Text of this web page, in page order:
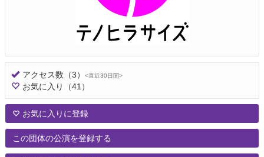
アクセス数 （3） <直近30日間>
お気に入り （41）
お気に入りに登録
この団体の公演を登録する